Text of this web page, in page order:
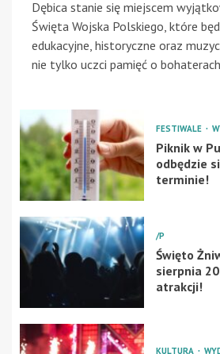
Dębica stanie się miejscem
Święta Wojska Polskiego, które
edukacyjne, historyczne oraz
nie tylko uczci pamięć o
FESTIWALE
Piknik w
odbędzie
terminie!
/P
Święto
sierpnia
atrakcji!
KULTURA